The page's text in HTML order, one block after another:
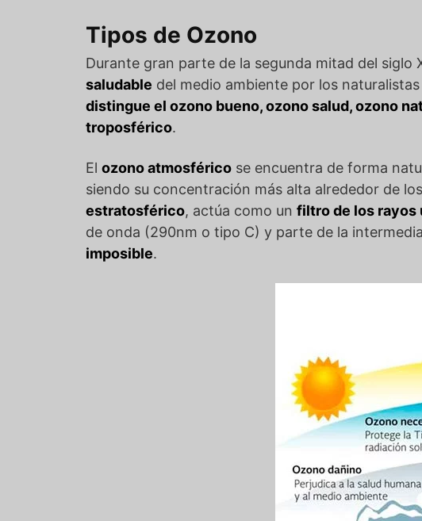
Tipos de Ozono
Durante gran parte de la segunda mitad del siglo
saludable del medio ambiente por los
distingue el ozono bueno, ozono salud, ozono
troposférico.
El ozono atmosférico se encuentra de forma
siendo su concentración más alta alrededor de los
estratosférico, actúa como un filtro de los rayos
de onda (290nm o tipo C) y parte de la
imposible.